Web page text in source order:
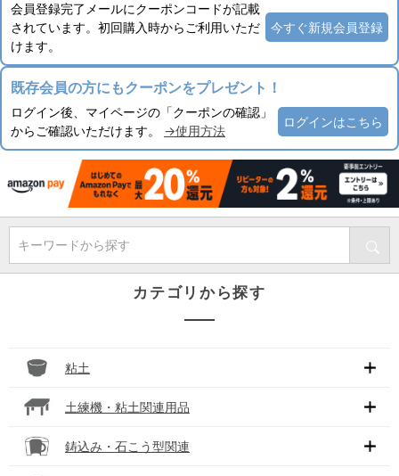
会員登録完了メールにクーポンコードが記載
されています。初回購入時からご利用いただ
けます。
今すぐ新規会員登録
既存会員の方にもクーポンをプレゼント！
ログイン後、マイページの「クーポンの確認」
からご確認いただけます。 →使用方法
ログインはこちら
キーワードから探す
カテゴリから探す
粘土
土練機・粘土関連用品
鋳込み・石こう型関連